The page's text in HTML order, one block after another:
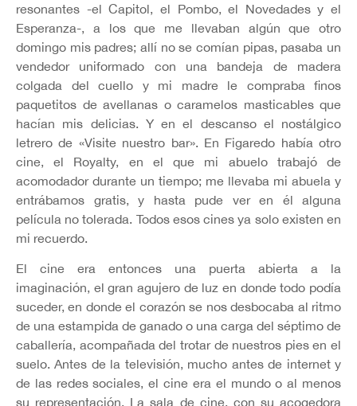
resonantes -el Capitol, el Pombo, el Novedades y el
Esperanza-, a los que me llevaban algún que otro
domingo mis padres; allí no se comían pipas, pasaba un
vendedor uniformado con una bandeja de madera
colgada del cuello y mi madre le compraba finos
paquetitos de avellanas o caramelos masticables que
hacían mis delicias. Y en el descanso el nostálgico
letrero de «Visite nuestro bar». En Figaredo había otro
cine, el Royalty, en el que mi abuelo trabajó de
acomodador durante un tiempo; me llevaba mi abuela y
entrábamos gratis, y hasta pude ver en él alguna
película no tolerada. Todos esos cines ya solo existen en
mi recuerdo.
El cine era entonces una puerta abierta a la
imaginación, el gran agujero de luz en donde todo podía
suceder, en donde el corazón se nos desbocaba al ritmo
de una estampida de ganado o una carga del séptimo de
caballería, acompañada del trotar de nuestros pies en el
suelo. Antes de la televisión, mucho antes de internet y
de las redes sociales, el cine era el mundo o al menos
su representación. La sala de cine, con su acogedora